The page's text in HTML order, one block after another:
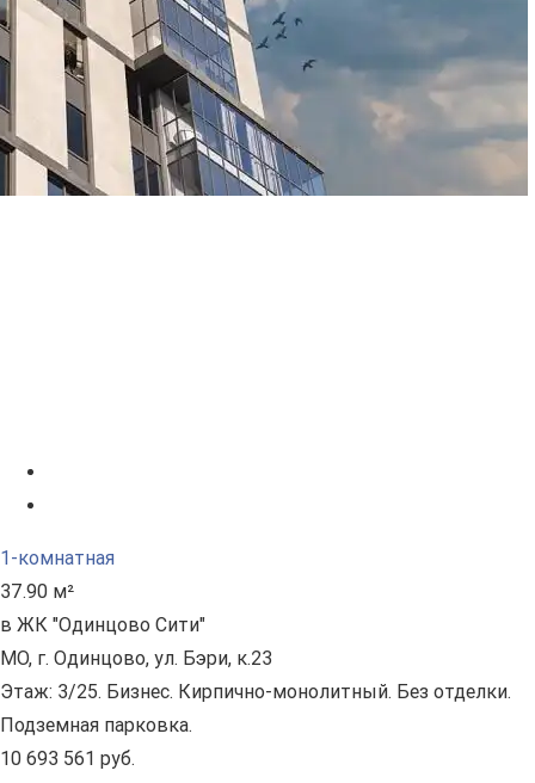
1-комнатная
37.90 м²
в ЖК "Одинцово Сити"
МО, г. Одинцово, ул. Бэри, к.23
Этаж: 3/25. Бизнес. Кирпично-монолитный. Без отделки.
Подземная парковка.
10 693 561 руб.